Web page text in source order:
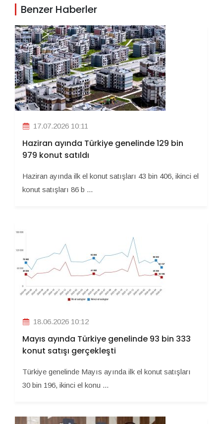
Benzer Haberler
17.07.2026 10:11
Haziran ayında Türkiye genelinde 129 bin
979 konut satıldı
Haziran ayında ilk el konut satışları 43 bin 406, ikinci el
konut satışları 86 b ...
18.06.2026 10:12
Mayıs ayında Türkiye genelinde 93 bin 333
konut satışı gerçekleşti
Türkiye genelinde Mayıs ayında ilk el konut satışları
30 bin 196, ikinci el konu ...